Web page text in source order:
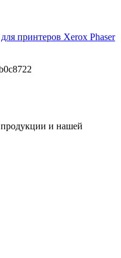
принтеров Xerox Phaser
и нашей